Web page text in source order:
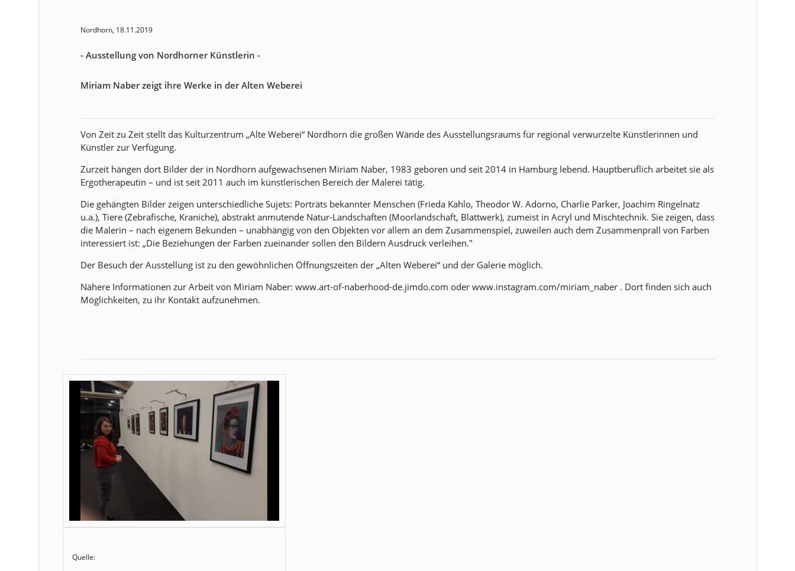
Nordhorn, 18.11.2019
- Ausstellung von Nordhorner Künstlerin -
Miriam Naber zeigt ihre Werke in der Alten Weberei
Von Zeit zu Zeit stellt das Kulturzentrum „Alte Weberei“ Nordhorn die großen Wände des Ausstellungsraums für regional verwurzelte Künstlerinnen und
Künstler zur Verfügung.
Zurzeit hängen dort Bilder der in Nordhorn aufgewachsenen Miriam Naber, 1983 geboren und seit 2014 in Hamburg lebend. Hauptberuflich arbeitet sie als
Ergotherapeutin – und ist seit 2011 auch im künstlerischen Bereich der Malerei tätig.
Die gehängten Bilder zeigen unterschiedliche Sujets: Porträts bekannter Menschen (Frieda Kahlo, Theodor W. Adorno, Charlie Parker, Joachim Ringelnatz
u.a.), Tiere (Zebrafische, Kraniche), abstrakt anmutende Natur-Landschaften (Moorlandschaft, Blattwerk), zumeist in Acryl und Mischtechnik. Sie zeigen, dass
die Malerin – nach eigenem Bekunden – unabhängig von den Objekten vor allem an dem Zusammenspiel, zuweilen auch dem Zusammenprall von Farben
interessiert ist: „Die Beziehungen der Farben zueinander sollen den Bildern Ausdruck verleihen."
Der Besuch der Ausstellung ist zu den gewöhnlichen Öffnungszeiten der „Alten Weberei“ und der Galerie möglich.
Nähere Informationen zur Arbeit von Miriam Naber: www.art-of-naberhood-de.jimdo.com oder www.instagram.com/miriam_naber . Dort finden sich auch
Möglichkeiten, zu ihr Kontakt aufzunehmen.
Quelle: